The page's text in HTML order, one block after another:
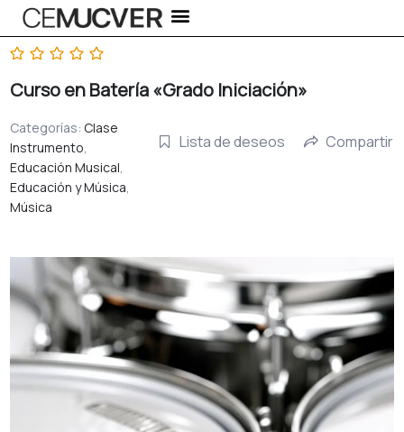
al
contenido
Curso en Batería «Grado Iniciación»
Categorías: Clase
Instrumento,
Educación Musical,
Educación y Música,
Música
Lista de deseos Compartir